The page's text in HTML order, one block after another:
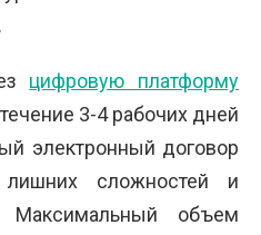
цифровую платформу
3-4 рабочих дней
электронный договор
сложностей и
Максимальный объем